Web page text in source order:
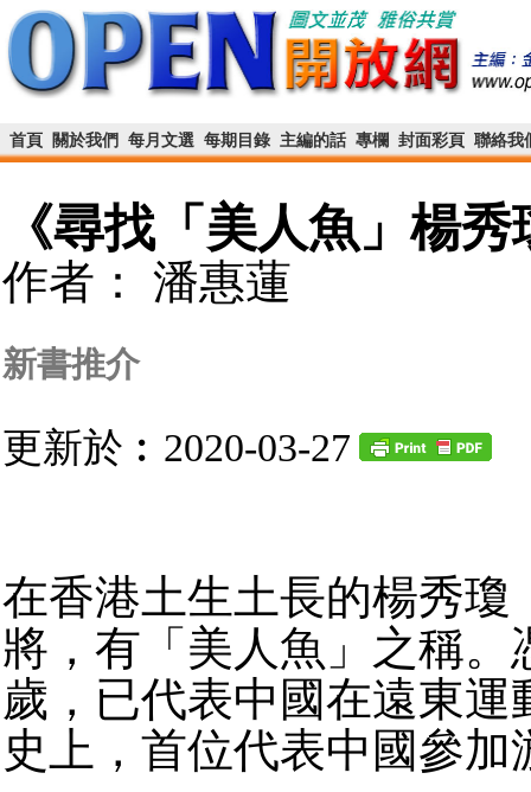
首頁 關於我們 每月文選 每期目錄 主編的話 專欄 封面彩頁 聯絡我
《尋找「美人魚」楊
作者： 潘惠蓮
新書推介
更新於︰2020-03-27
在香港土生土長的楊秀瓊
將，有「美人魚」之稱
歲，已代表中國在遠東
史上，首位代表中國參